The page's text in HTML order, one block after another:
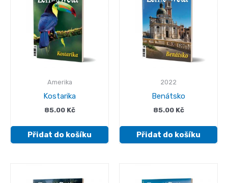
Amerika
Kostarika
85.00 Kč
Přidat do košíku
2022
Benátsko
85.00 Kč
Přidat do košíku